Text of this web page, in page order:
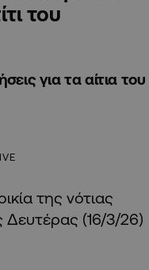
του
για τα αίτια του
της νότιας
Δευτέρας (16/3/26)